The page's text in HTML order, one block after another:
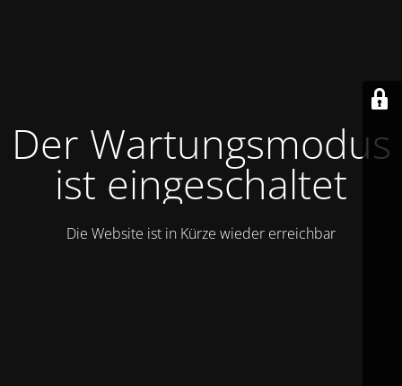
Der Wartungsmodus
ist eingeschaltet
Die Website ist in Kürze wieder erreichbar